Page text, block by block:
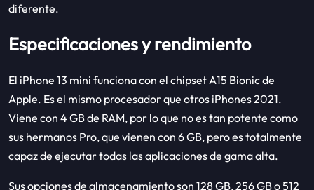
diferente.
Especificaciones y rendimiento
El iPhone 13 mini funciona con el chipset A15 Bionic de
Apple. Es el mismo procesador que otros iPhones 2021.
Viene con 4 GB de RAM, por lo que no es tan potente como
sus hermanos Pro, que vienen con 6 GB, pero es totalmente
capaz de ejecutar todas las aplicaciones de gama alta.
Sus opciones de almacenamiento son 128 GB, 256 GB o 512